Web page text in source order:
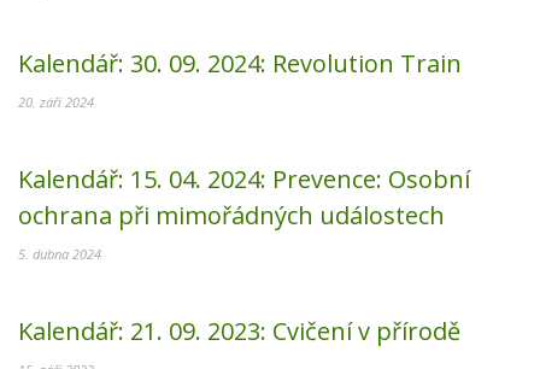
Kalendář: 30. 09. 2024: Revolution Train
20. září 2024
Kalendář: 15. 04. 2024: Prevence: Osobní
ochrana při mimořádných událostech
5. dubna 2024
Kalendář: 21. 09. 2023: Cvičení v přírodě